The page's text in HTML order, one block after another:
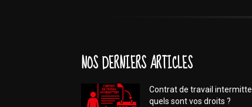
NOS DERNIERS ARTICLES
Contrat de travail
quels sont vos droits ?